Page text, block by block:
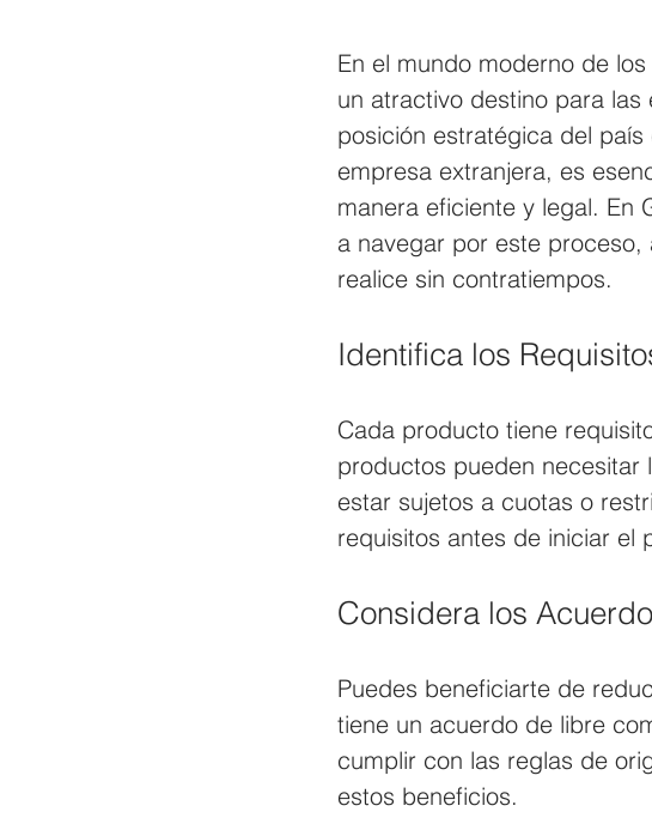
En el mundo moderno de
un atractivo destino para
posición estratégica del
empresa extranjera, es
manera eficiente y legal. En
a navegar por este
realice sin contratiempos.
Identifica los
Cada producto tiene
productos pueden necesitar
estar sujetos a cuotas o
requisitos antes de iniciar el
Considera los
Puedes beneficiarte de
tiene un acuerdo de libre
cumplir con las reglas de
estos beneficios.